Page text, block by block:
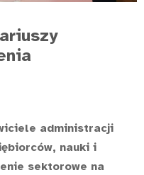
administracji
nauki i
sektorowe na